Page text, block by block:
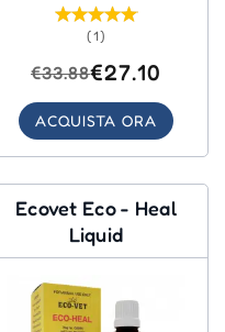
(1)
€33.88€27.10
ACQUISTA ORA
Ecovet Eco - Heal
Liquid